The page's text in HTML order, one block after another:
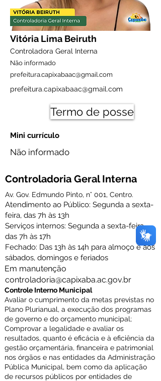
Vitória Lima Beiruth
Controladora Geral Interna
Não informado
prefeitura.capixabaac@gmail.com
prefeitura.capixabaac@gmail.com
Termo de posse
Mini currículo
Não informado
Controladoria Geral Interna
Av. Gov. Edmundo Pinto, n° 001, Centro.
Atendimento ao Público: Segunda a sexta-
feira, das 7h às 13h
Serviços internos: Segunda a sexta-feira,
das 7h às 17h
Fechado: Das 13h às 14h para almoço e aos
sábados, domingos e feriados
Em manutenção
controladoria@capixaba.ac.gov.br
Controle Interno Municipal
Avaliar o cumprimento da metas previstas no
Plano Plurianual, a execução dos programas
de governo e do orçamento municipal;
Comprovar a legalidade e avaliar os
resultados, quanto é eficácia e à eficiência da
gestão orçamentária, financeira e patrimonial
nos órgãos e nas entidades da Administração
Pública Municipal, bem como da aplicação
de recursos públicos por entidades de